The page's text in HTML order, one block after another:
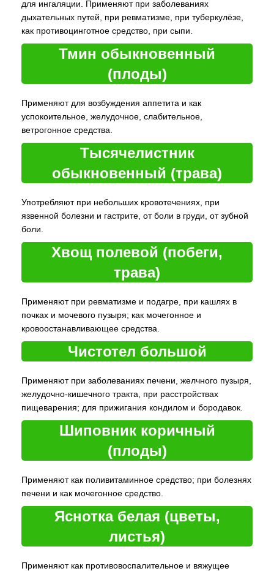
для ингаляции. Применяют при заболеваниях
дыхательных путей, при ревматизме, при туберкулёзе,
как противоцинготное средство, при сыпи.
Тмин обыкновенный
(плоды)
Применяют для возбуждения аппетита и как
успокоительное, желудочное, слабительное,
ветрогонное средства.
Тысячелистник
обыкновенный (трава)
Употребляют при небольших кровотечениях, при
язвенной болезни и гастрите, от боли в груди, от зубной
боли.
Хвощ полевой (побеги,
трава)
Применяют при ревматизме и подагре, при кашлях в
почках и мочевого пузыря; как мочегонное и
кровоостанавливающее средства.
Чистотел большой
Применяют при заболеваниях печени, желчного пузыря,
желудочно-кишечного тракта, при расстройствах
пищеварения; для прижигания кондилом и бородавок.
Шиповник коричный
(плоды)
Применяют как поливитаминное средство; при болезнях
печени и как мочегонное средство.
Яснотка белая (цветы,
листья)
Применяют как противовоспалительное и вяжущее